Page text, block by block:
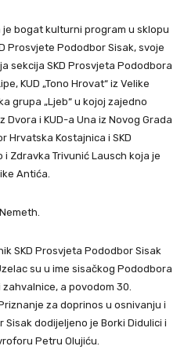
bogat kulturni program u sklopu
Prosvjete Pododbor Sisak, svoje
sekcija SKD Prosvjeta Pododbora
KUD „Tono Hrovat“ iz Velike
grupa „Ljeb“ u kojoj zajedno
i KUD-a Una iz Novog Grada
Hrvatska Kostajnica i SKD
Zdravka Trivunić Lausch koja je
Antića.
SKD Prosvjeta Pododbor Sisak
su u ime sisačkog Pododbora
a povodom 30.
za doprinos u osnivanju i
Sisak dodijeljeno je Borki Didulici i
Petru Olujiću.